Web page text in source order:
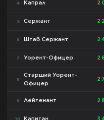
4 Капрал 2
5 Сержант 2
6 Штаб Сержант 2
7 Уорент-Офицер 2
8
Старший Уорент-
Офицер
2
9 Лейтенант 2
10 3